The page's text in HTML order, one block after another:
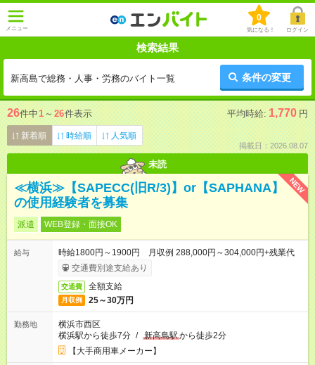
メニュー
0
気になる！ ログイン
検索結果
新高島で総務・人事・労務のバイト一覧 条件の変更
26件中1 ～ 26件表示 平均時給: 1,770 円
新着順 時給順 人気順
掲載日：2026.08.07
未読
NEW
≪横浜≫【SAPECC(旧R/3)】or【SAPHANA】
の使用経験者を募集
派遣 WEB登録・面接OK
給与
時給1800円～1900円 月収例 288,000円～304,000円+残業代
交通費別途支給あり
交通費 全額支給
月収例 25～30万円
勤務地
横浜市西区
横浜駅から徒歩7分 / 新高島駅から徒歩2分
【大手商用車メーカー】